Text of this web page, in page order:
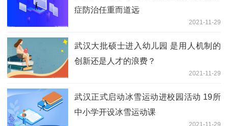
症防治任重而道远
2021-11-29
武汉大批硕士进入幼儿园 是用人机制的
创新还是人才的浪费？
2021-11-29
武汉正式启动冰雪运动进校园活动 19所
中小学开设冰雪运动课
2021-11-29